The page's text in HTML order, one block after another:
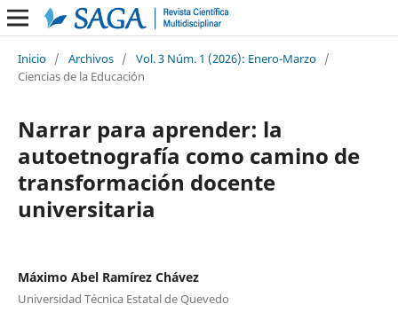
Inicio / Archivos / Vol. 3 Núm. 1 (2026): Enero-Marzo /
Ciencias de la Educación
Narrar para aprender: la
autoetnografía como camino de
transformación docente
universitaria
Máximo Abel Ramírez Chávez
Universidad Técnica Estatal de Quevedo